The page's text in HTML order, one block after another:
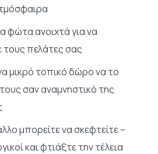
φώτα ανοιχτά για να
πελάτες σας
μικρό τοπικό δώρο να το
σαν αναμνηστικό της
μπορείτε να σκεφτείτε –
και φτιάξτε την τέλεια